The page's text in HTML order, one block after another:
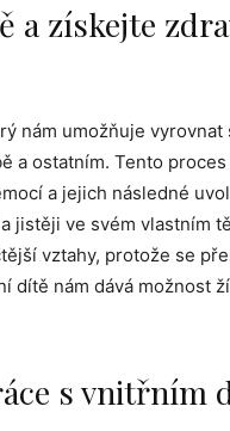
získejte
nám umožňuje
a ostatním. Tento
a jejich následné
jistěji ve svém vlastním
vztahy, protože se
dítě nám dává možnost
s vnitřním